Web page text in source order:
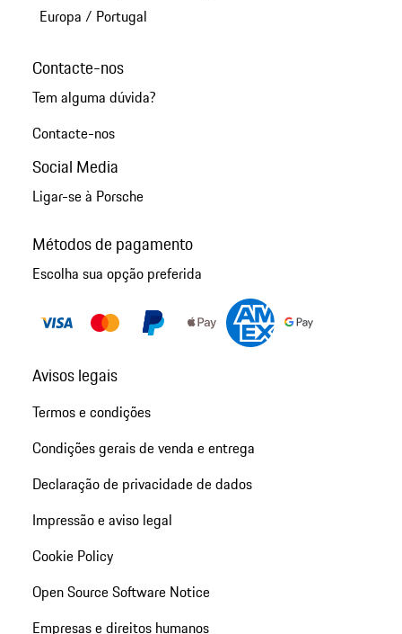
Europa / Portugal
Contacte-nos
Tem alguma dúvida?
Contacte-nos
Social Media
Ligar-se à Porsche
Métodos de pagamento
Escolha sua opção preferida
Avisos legais
Termos e condições
Condições gerais de venda e entrega
Declaração de privacidade de dados
Impressão e aviso legal
Cookie Policy
Open Source Software Notice
Empresas e direitos humanos